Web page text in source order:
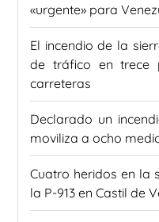
«urgente» para
El incendio de la
de tráfico en trece
carreteras
Declarado un
moviliza a ocho
Cuatro heridos en la
la P-913 en Castil de